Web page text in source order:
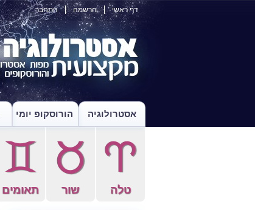
דף ראשי הרשמה התחבר
אסטרולוגיה הורוסקופ יומי
a
טלה
s
שור
d
תאומים